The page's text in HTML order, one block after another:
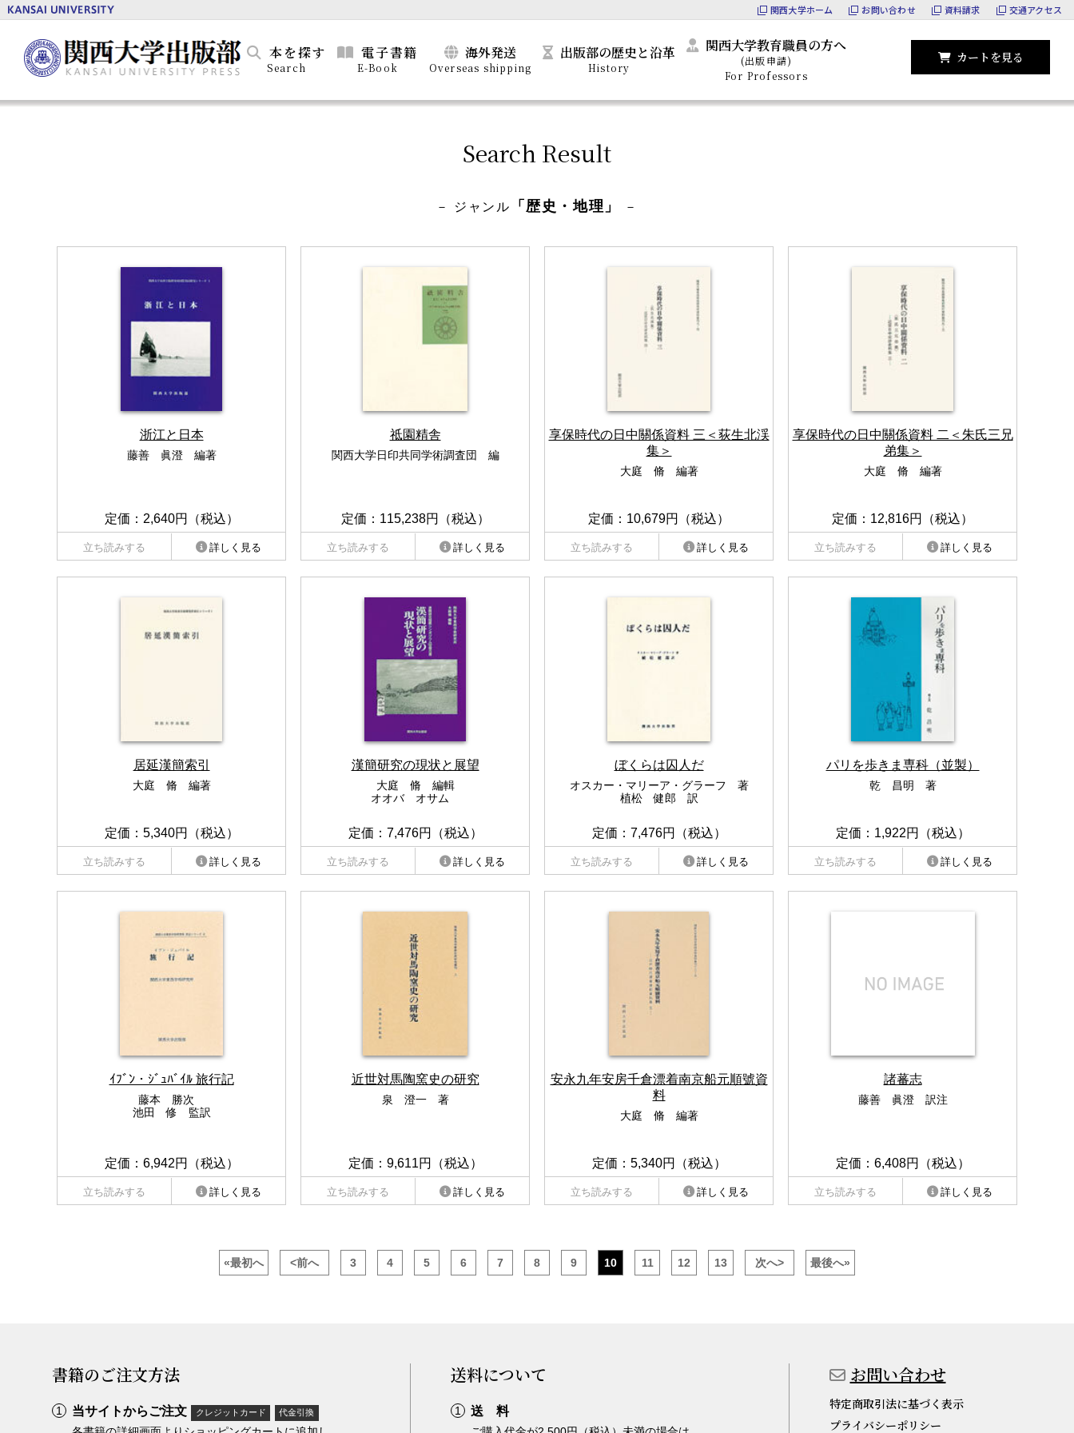
関西大学ホーム お問い合わせ 資料請求 交通アクセス
本を探す
Search
電子書籍
E-Book
海外発送
Overseas shipping
出版部の歴史と沿革
History
関西大学教育職員の方へ
(出版申請)
For Professors
カートを見る
Search Result
－ ジャンル 「歴史・地理」 －
浙江と日本
藤善 眞澄 編著
定価：2,640円（税込）
立ち読みする 詳しく見る
祗園精舎
関西大学日印共同学術調査団 編
定価：115,238円（税込）
立ち読みする 詳しく見る
享保時代の日中關係資料 三＜荻生北渓
集＞
大庭 脩 編著
定価：10,679円（税込）
立ち読みする 詳しく見る
享保時代の日中關係資料 二＜朱氏三兄
弟集＞
大庭 脩 編著
定価：12,816円（税込）
立ち読みする 詳しく見る
居延漢簡索引
大庭 脩 編著
定価：5,340円（税込）
立ち読みする 詳しく見る
漢簡研究の現状と展望
大庭 脩 編輯
オオバ オサム
定価：7,476円（税込）
立ち読みする 詳しく見る
ぼくらは囚人だ
オスカー・マリーア・グラーフ 著
植松 健郎 訳
定価：7,476円（税込）
立ち読みする 詳しく見る
パリを歩きま専科（並製）
乾 昌明 著
定価：1,922円（税込）
立ち読みする 詳しく見る
ｲﾌﾞﾝ・ｼﾞｭﾊﾞｲﾙ 旅行記
藤本 勝次
池田 修 監訳
定価：6,942円（税込）
立ち読みする 詳しく見る
近世対馬陶窯史の研究
泉 澄一 著
定価：9,611円（税込）
立ち読みする 詳しく見る
安永九年安房千倉漂着南京船元順號資
料
大庭 脩 編著
定価：5,340円（税込）
立ち読みする 詳しく見る
諸蕃志
藤善 眞澄 訳注
定価：6,408円（税込）
立ち読みする 詳しく見る
«最初へ <前へ 3 4 5 6 7 8 9 10 11 12 13 次へ> 最後へ»
書籍のご注文方法
当サイトからご注文 クレジットカード 代金引換
送料について
送 料
お問い合わせ
特定商取引法に基づく表示
プライバシーポリシー